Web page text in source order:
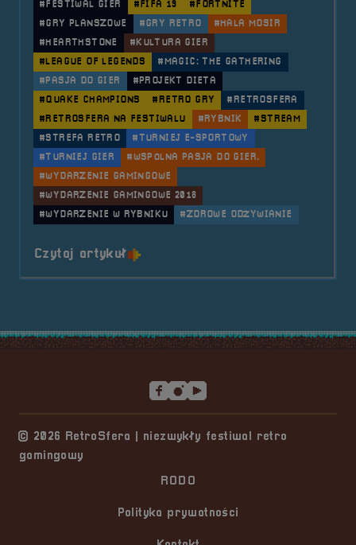
#FESTIWAL GIER
#FIFA 19
#FORTNITE
#GRY PLANSZOWE
#GRY RETRO
#HALA MOSIR
#HEARTHSTONE
#KULTURA GIER
#LEAGUE OF LEGENDS
#MAGIC: THE GATHERING
#PASJA DO GIER
#PROJEKT DIETA
#QUAKE CHAMPIONS
#RETRO GRY
#RETROSFERA
#RETROSFERA NA FESTIWALU
#RYBNIK
#STREAM
#STREFA RETRO
#TURNIEJ E-SPORTOWY
#TURNIEJ GIER
#WSPÓLNA PASJA DO GIER.
#WYDARZENIE GAMINGOWE
#WYDARZENIE GAMINGOWE 2018
#WYDARZENIE W RYBNIKU
#ZDROWE ODŻYWIANIE
Czytaj artykuło tytule 2018.11.10-11 Mobilna
© 2026 RetroSfera | niezwykły festiwal retro
gamingowy
RODO
Polityka prywatności